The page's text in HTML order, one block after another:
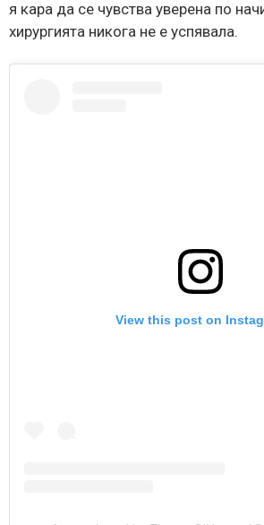
я кара да се чувства уверена по
хирургията никога не е успявала.
View this post on